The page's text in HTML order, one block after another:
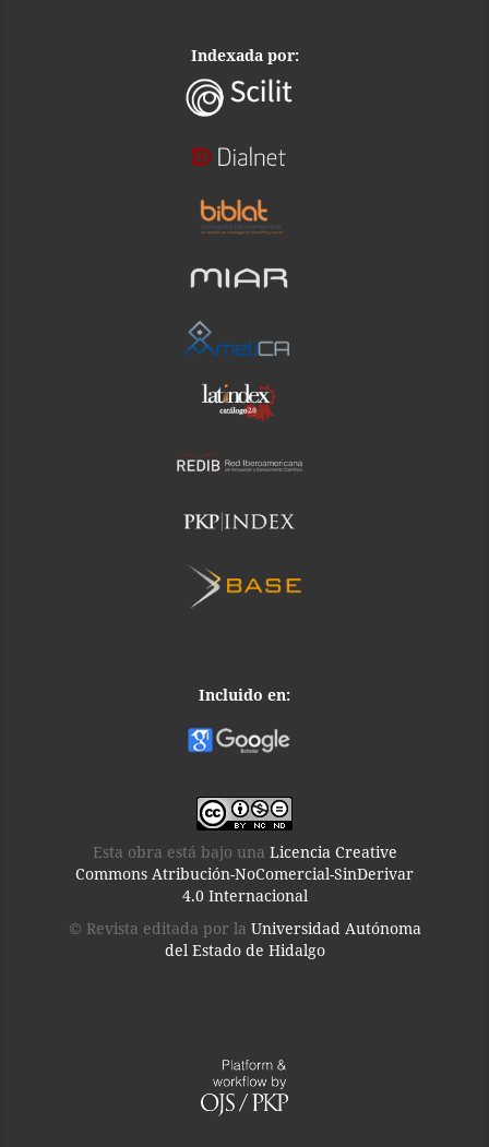
Indexada por:
Incluido en:
Esta obra está bajo una Licencia Creative
Commons Atribución-NoComercial-SinDerivar
4.0 Internacional
© Revista editada por la Universidad Autónoma
del Estado de Hidalgo